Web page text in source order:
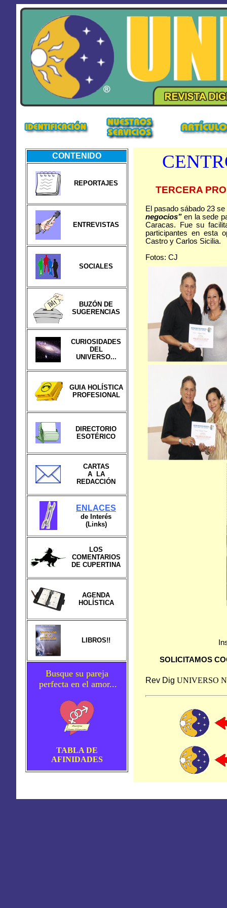
CONTENIDO
REPORTAJES
ENTREVISTAS
SOCIALES
BUZÓN DE
SUGERENCIAS
CURIOSIDADES
DEL
UNIVERSO...
GUIA HOLÍSTICA
PROFESIONAL
DIRECTORIO
ESOTÉRICO
CARTAS
A LA
REDACCIÓN
ENLACES
de Interés
(Links)
LOS
COMENTARIOS
DE CUPERTINA
AGENDA
HOLÍSTICA
LIBROS!!
Busque su pareja
perfecta en el amor...
TABLA DE
AFINIDADES
TERCERA
El pasado sábado 23
negocios” en la sede
Caracas. Fue su
participantes en esta
Castro y Carlos Sicilia.
Fotos: CJ
SOLICITAMOS
Rev Dig UNIVERSO